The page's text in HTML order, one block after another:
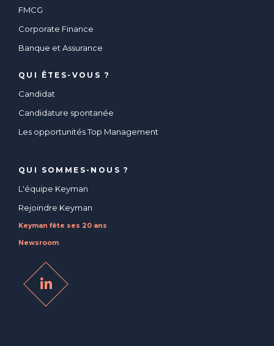
FMCG
Corporate Finance
Banque et Assurance
QUI ÊTES-VOUS ?
Candidat
Candidature spontanée
Les opportunités Top Management
QUI SOMMES-NOUS ?
L'équipe Keyman
Rejoindre Keyman
Keyman fête ses 20 ans
Newsroom